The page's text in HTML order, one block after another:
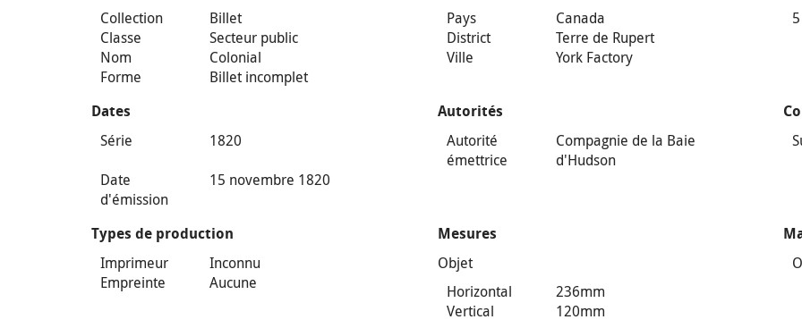
Collection
Billet
Classe
Secteur public
Nom
Colonial
Forme
Billet incomplet
Pays
Canada
District
Terre de Rupert
Ville
York Factory
Dates
Série
1820
Date
d'émission
15 novembre 1820
Autorités
Autorité
émettrice
Compagnie de la Baie
d'Hudson
Types de production
Imprimeur
Inconnu
Empreinte
Aucune
Mesures
Objet
Horizontal
236mm
Vertical
120mm